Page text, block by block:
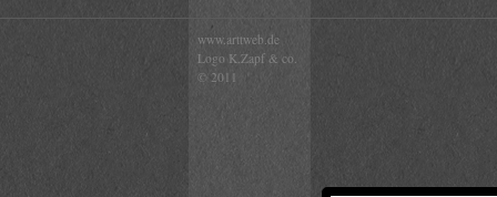
www.arttweb.de
Logo K.Zapf & co.
© 2011